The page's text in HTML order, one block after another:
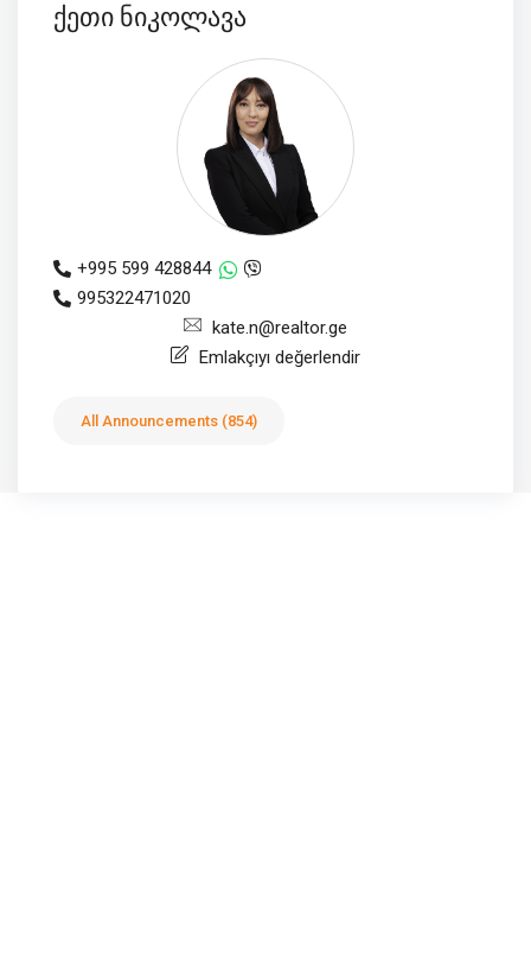
ქეთი ნიკოლავა
+995 599 428844
995322471020
kate.n@realtor.ge
Emlakçıyı değerlendir
All Announcements (854)